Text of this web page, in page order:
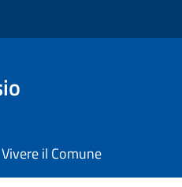
Vivere il Comune